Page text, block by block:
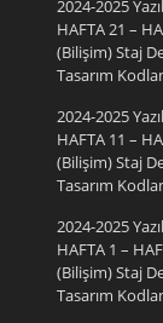
2024-2025
HAFTA 21 –
(Bilişim) Staj
Tasarım
2024-2025
HAFTA 11 –
(Bilişim) Staj
Tasarım
2024-2025
HAFTA 1 –
(Bilişim) Staj
Tasarım